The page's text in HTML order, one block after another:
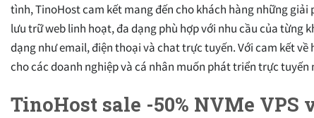
tình, TinoHost cam kết mang đến cho khách hàng những
lưu trữ web linh hoạt, đa dạng phù hợp với nhu cầu của từng
dạng như email, điện thoại và chat trực tuyến. Với cam kết
cho các doanh nghiệp và cá nhân muốn phát triển trực tuyến
TinoHost sale -50% NVMe